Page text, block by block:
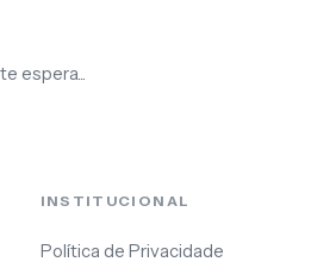
espera...
INSTITUCIONAL
Política de Privacidade